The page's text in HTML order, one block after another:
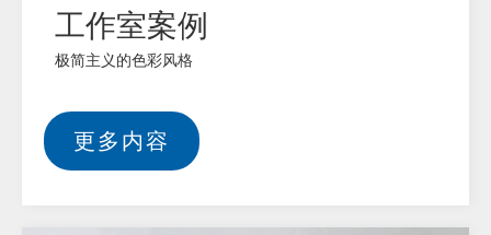
工作室案例
极简主义的色彩风格
更多内容